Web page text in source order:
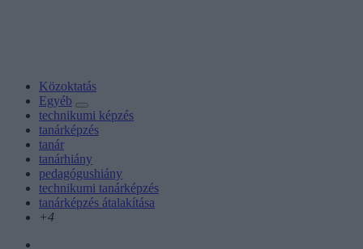
Közoktatás
Egyéb
technikumi képzés
tanárképzés
tanár
tanárhiány
pedagógushiány
technikumi tanárképzés
tanárképzés átalakítása
+4